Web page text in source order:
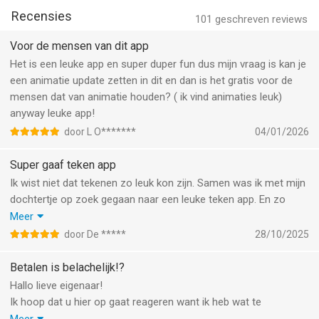
emmertje, liniaal en markeerstiftpenselen
- Onbeperkt aantal lagen en krachtige laagbediening.
- Maak perfecte vormen met Snelle vormen
- Maak aangepaste verlopen
- Geavanceerde symmetrietool
- Gebruik de Apple Pencil voor de meest natuurlijke
tekenervaring op de iPad. - Meer dan 200 kant-en-klare vormen
- Snij- en teksttool
- Vul-emmertool met meer dan 125 texturen
- Exporteer afbeeldingen als PSD's
- Creëer maskers en make-uplooks met AR-schmink
Een leuke tekenruimte voor kinderen met eenvoudige tools en
meer dan 500 creatieve stickers.
Algemene voorwaarden: https://4axis.com/terms-of-use
experience. Now you can access your lessons more reliably
without interruptions.
As always, we couldn’t thank you enough for all your love and
support! We would definitely love to hear your feedback on this
update! We hope you could take a minute of your precious
time to drop us a quick review!
101 geschreven reviews
Recensies
Voor de mensen van dit app
Het is een leuke app en super duper fun dus mijn vraag is kan je
een animatie update zetten in dit en dan is het gratis voor de
mensen dat van animatie houden? ( ik vind animaties leuk)
anyway leuke app!
door L O******* 04/01/2026
Super gaaf teken app
Ik wist niet dat tekenen zo leuk kon zijn. Samen was ik met mijn
dochtertje op zoek gegaan naar een leuke teken app. En zo
kwam ik deze tegen. Natuurlijk eerst zelf maar even proberen!
En nu is er geen stoppen meer aan, samen met mijn dochter
programma!
Meer
door De ***** 28/10/2025
Betalen is belachelijk!?
Hallo lieve eigenaar!
Ik hoop dat u hier op gaat reageren want ik heb wat te